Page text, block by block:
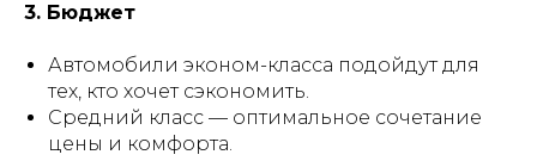
3. Бюджет
Автомобили эконом-класса подойдут для
тех, кто хочет сэкономить.
Средний класс — оптимальное сочетание
цены и комфорта.